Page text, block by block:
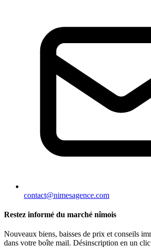
contact@nimesagence.com
Restez informé du marché nîmois
Nouveaux biens, baisses de prix et conseils
dans votre boîte mail. Désinscription en un